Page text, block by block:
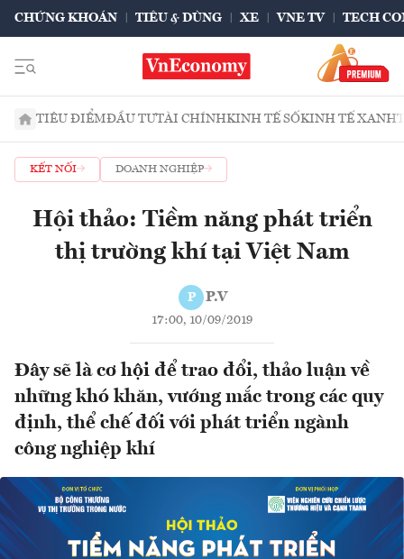
CHỨNG KHOÁN TIÊU & DÙNG XE VNE TV TECH
TIÊU ĐIỂMĐẦU TƯTÀI CHÍNHKINH TẾ SỐKINH TẾ XANH
KẾT NỐI DOANH NGHIỆP
Hội thảo: Tiềm năng phát triển
thị trường khí tại Việt Nam
P P.V
17:00, 10/09/2019
Đây sẽ là cơ hội để trao đổi, thảo luận về
những khó khăn, vướng mắc trong các quy
định, thể chế đối với phát triển ngành
công nghiệp khí